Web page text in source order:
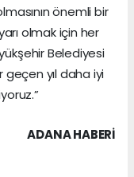
önemli bir
olmak için her
Belediyesi
geçen yıl daha iyi
ADANA HABERİ